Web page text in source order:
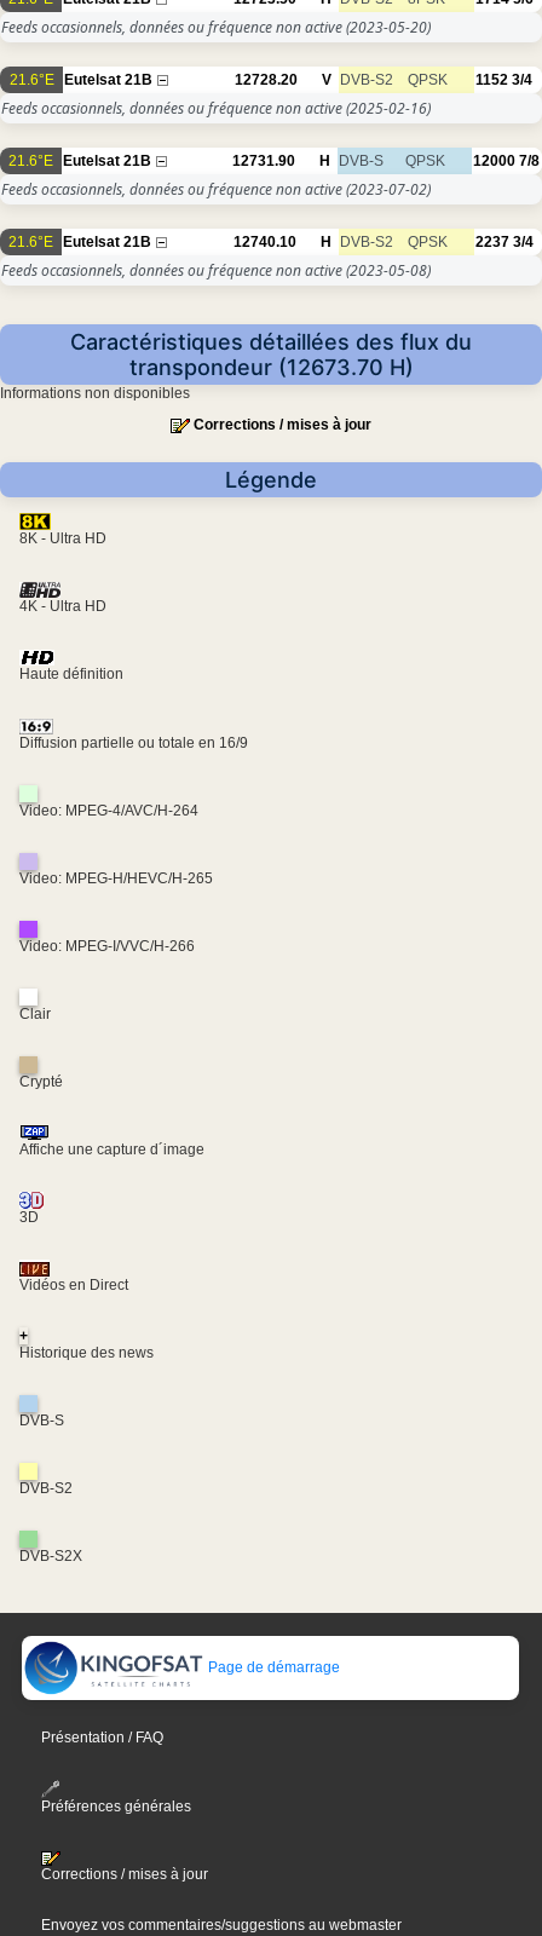
Feeds occasionnels, données ou fréquence non active(2023-05-20)
21.6°E Eutelsat 21B 12728.20 V DVB-S2 QPSK 1152 3/4
Feeds occasionnels, données ou fréquence non active(2025-02-16)
21.6°E Eutelsat 21B 12731.90 H DVB-S QPSK 12000 7/8
Feeds occasionnels, données ou fréquence non active(2023-07-02)
21.6°E Eutelsat 21B 12740.10 H DVB-S2 QPSK 2237 3/4
Feeds occasionnels, données ou fréquence non active(2023-05-08)
Caractéristiques détaillées des flux du
transpondeur (12673.70 H)
Informations non disponibles
Corrections / mises à jour
Légende
8K - Ultra HD
4K - Ultra HD
Haute définition
Diffusion partielle ou totale en 16/9
Video: MPEG-4/AVC/H-264
Video: MPEG-H/HEVC/H-265
Video: MPEG-I/VVC/H-266
Clair
Crypté
Affiche une capture d´image
3D
Vidéos en Direct
+
Historique des news
DVB-S
DVB-S2
DVB-S2X
Page de démarrage
Présentation / FAQ
Préférences générales
Corrections / mises à jour
Envoyez vos commentaires/suggestions au webmaster